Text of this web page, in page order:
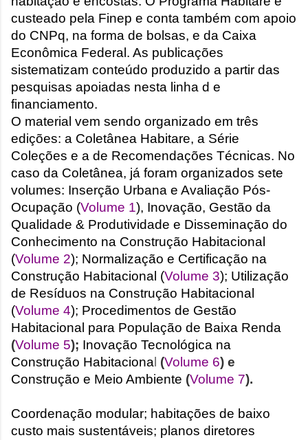
custeado pela Finep e conta também com apoio
do CNPq, na forma de bolsas, e da Caixa
Econômica Federal. As publicações
sistematizam conteúdo produzido a partir das
pesquisas apoiadas nesta linha d e
financiamento.
O material vem sendo organizado em três
edições: a Coletânea Habitare, a Série
Coleções e a de Recomendações Técnicas. No
caso da Coletânea, já foram organizados sete
volumes: Inserção Urbana e Avaliação Pós-
Ocupação (Volume 1), Inovação, Gestão da
Qualidade & Produtividade e Disseminação do
Conhecimento na Construção Habitacional
(Volume 2); Normalização e Certificação na
Construção Habitacional (Volume 3); Utilização
de Resíduos na Construção Habitacional
(Volume 4); Procedimentos de Gestão
Habitacional para População de Baixa Renda
(Volume 5); Inovação Tecnológica na
Construção Habitaciona (Volume 6) e
Construção e Meio Ambiente (Volume 7).
Coordenação modular; habitações de baixo
custo mais sustentáveis; planos diretores